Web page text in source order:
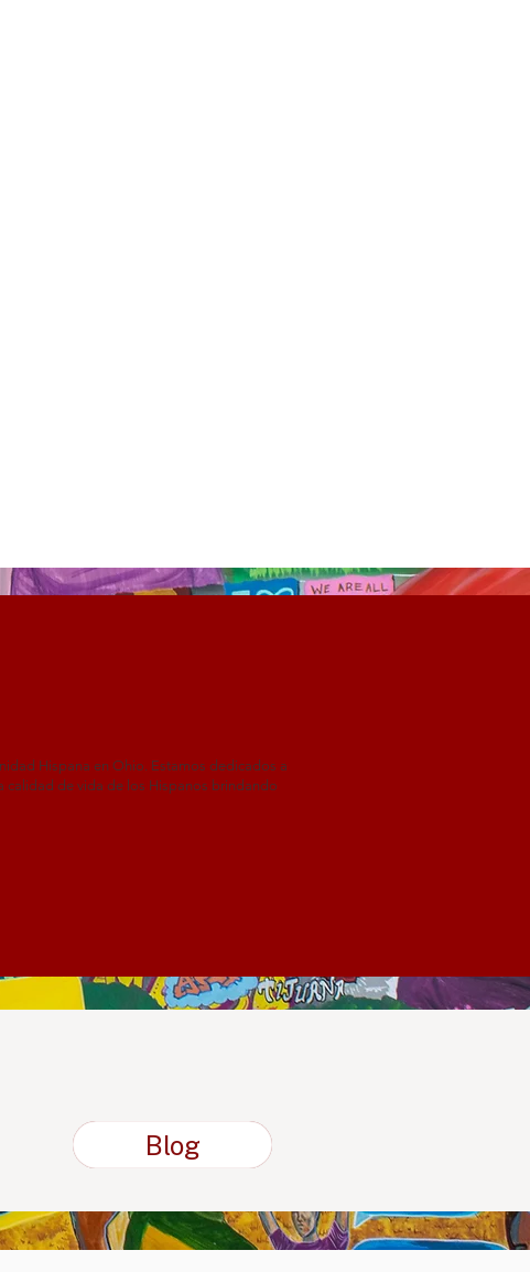
Hispana en Ohio. Estamos dedicados a
calidad de vida de los Hispanos brindando
Blog